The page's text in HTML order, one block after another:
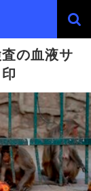
の血液サ